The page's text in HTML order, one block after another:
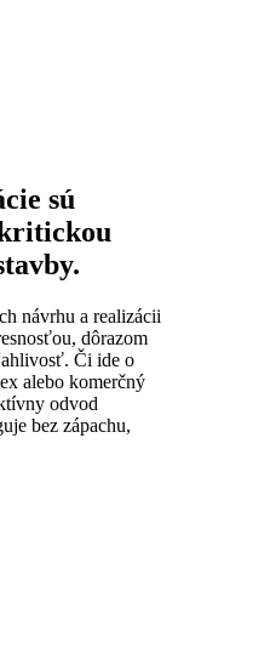
sú
návrhu a realizácii
dôrazom
Či ide o
alebo komerčný
odvod
bez zápachu,